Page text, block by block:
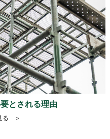
とされる理由
る ＞